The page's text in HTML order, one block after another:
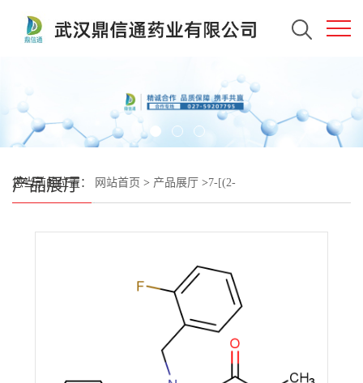
产品展厅
您当前的位置： 网站首页 > 产品展厅 >7-[(2-